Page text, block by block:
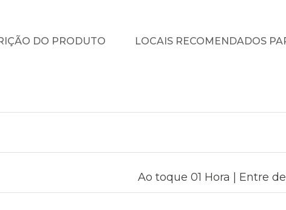
DO PRODUTO LOCAIS RECOMENDADOS
Ao toque 01 Hora | Entre